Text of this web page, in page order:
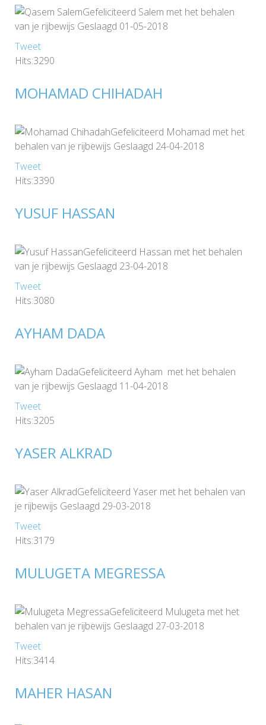
Gefeliciteerd Salem met het behalen
van je rijbewijs Geslaagd 01-05-2018
Tweet
Hits:3290
MOHAMAD CHIHADAH
Gefeliciteerd Mohamad met het
behalen van je rijbewijs Geslaagd 24-04-2018
Tweet
Hits:3390
YUSUF HASSAN
Gefeliciteerd Hassan met het behalen
van je rijbewijs Geslaagd 23-04-2018
Tweet
Hits:3080
AYHAM DADA
Gefeliciteerd Ayham met het behalen
van je rijbewijs Geslaagd 11-04-2018
Tweet
Hits:3205
YASER ALKRAD
Gefeliciteerd Yaser met het behalen van
je rijbewijs Geslaagd 29-03-2018
Tweet
Hits:3179
MULUGETA MEGRESSA
Gefeliciteerd Mulugeta met het
behalen van je rijbewijs Geslaagd 27-03-2018
Tweet
Hits:3414
MAHER HASAN